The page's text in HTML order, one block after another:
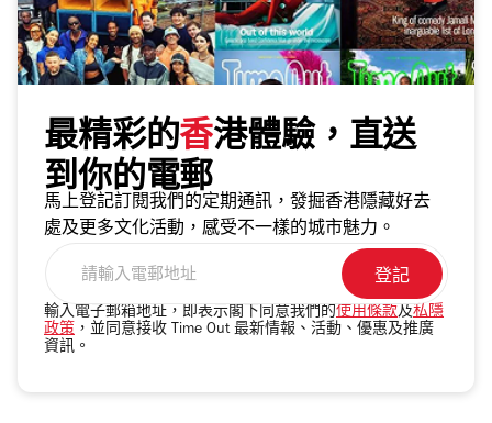
最精彩的香港體驗，直送
到你的電郵
馬上登記訂閱我們的定期通訊，發掘香港隱藏好去
處及更多文化活動，感受不一樣的城市魅力。
入
電
輸入電子郵箱地址，即表示閣下同意我們的使用條款及私隱
政策 ，並同意接收 Time Out 最新情報、活動、優惠及推廣
資訊。